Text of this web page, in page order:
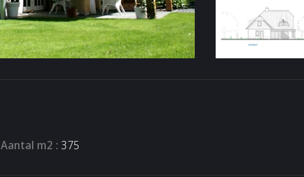
Aantal m2 : 375